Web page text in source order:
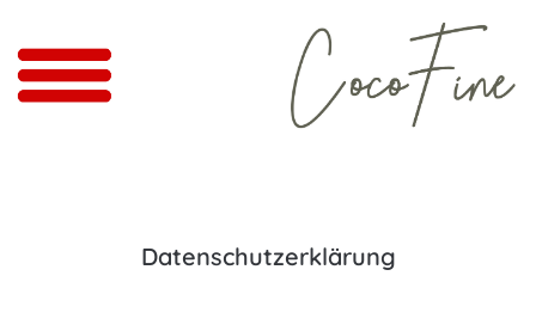
Datenschutzerklärung